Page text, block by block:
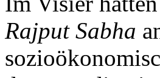
Rajput Sabha